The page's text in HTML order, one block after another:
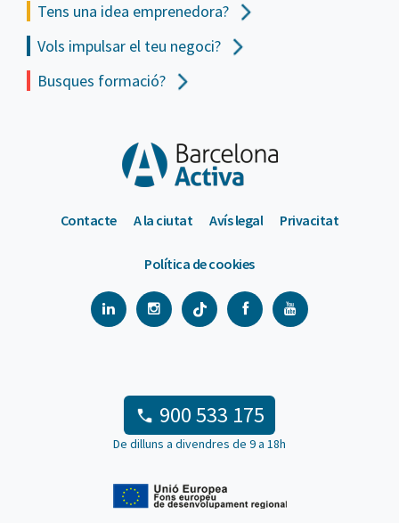
Tens una idea emprenedora?
Vols impulsar el teu negoci?
Busques formació?
Contacte A la ciutat Avís legal Privacitat
Política de cookies
900 533 175
De dilluns a divendres de 9 a 18h